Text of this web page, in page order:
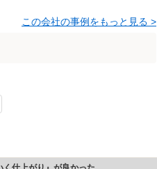
この会社の事例をもっと見る >